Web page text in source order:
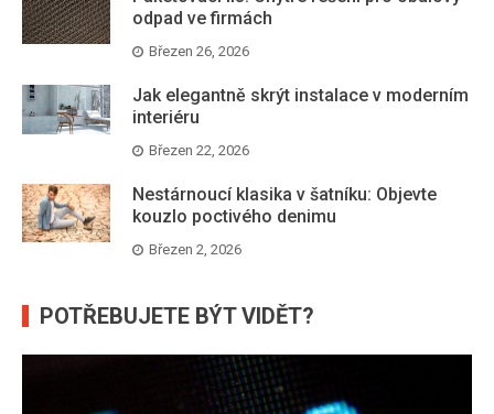
odpad ve firmách
Březen 26, 2026
Jak elegantně skrýt instalace v moderním
interiéru
Březen 22, 2026
Nestárnoucí klasika v šatníku: Objevte
kouzlo poctivého denimu
Březen 2, 2026
POTŘEBUJETE BÝT VIDĚT?